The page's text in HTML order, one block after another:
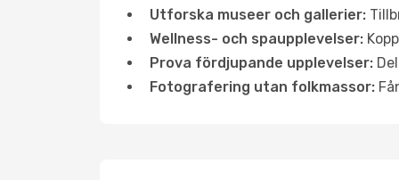
Utforska museer och gallerier:
Wellness- och spaupplevelser:
Prova fördjupande upplevelser:
Fotografering utan folkmassor: